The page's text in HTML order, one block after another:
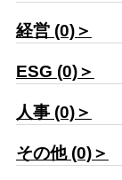
経営 (0)＞
ESG (0)＞
人事 (0)＞
その他 (0)＞